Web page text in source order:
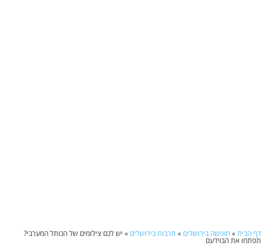
דף הבית»חופשה בירושלים » תרבות בירושלים » יש לכם צילומים של הכותל המערבי?
תפתחו את הבוידעם